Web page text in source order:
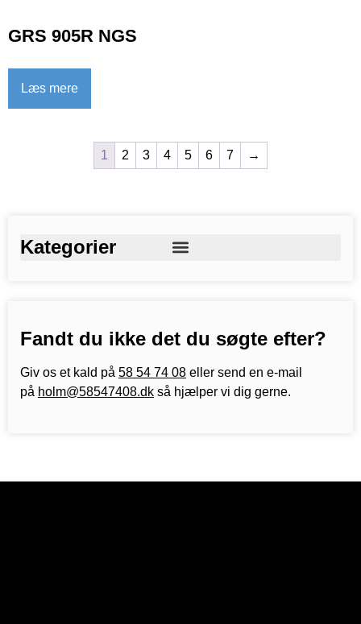
Kategorier
Fandt du ikke det du søgte efter?
Giv os et kald på 58 54 74 08 eller send en e-mail
på holm@58547408.dk så hjælper vi dig gerne.
GRS 905R NGS
Læs mere
1 2 3 4 5 6 7 →